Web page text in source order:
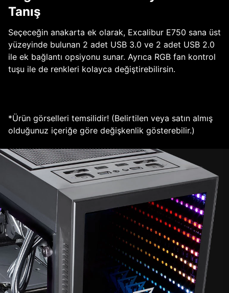
Tanış
Seçeceğin anakarta ek olarak, Excalibur E750 sana üst
yüzeyinde bulunan 2 adet USB 3.0 ve 2 adet USB 2.0
ile ek bağlantı opsiyonu sunar. Ayrıca RGB fan kontrol
tuşu ile de renkleri kolayca değiştirebilirsin.
*Ürün görselleri temsilidir! (Belirtilen veya satın almış
olduğunuz içeriğe göre değişkenlik gösterebilir.)